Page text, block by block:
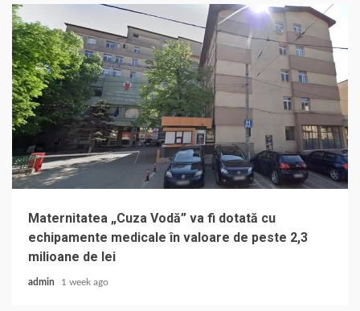
Maternitatea „Cuza Vodă” va fi dotată cu
echipamente medicale în valoare de peste 2,3
milioane de lei
admin 1 week ago